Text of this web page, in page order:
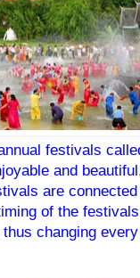
festivals
and
are
of the
thus changing